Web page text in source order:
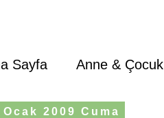
Sayfa Anne & Çocuk
Ocak 2009 Cuma